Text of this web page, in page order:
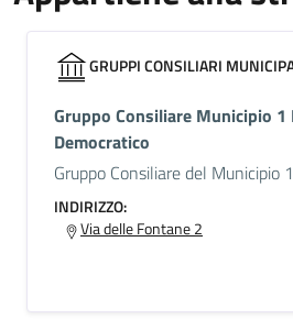
GRUPPI CONSILIARI
Gruppo Consiliare Municipio 1
Democratico
Gruppo Consiliare del Municipio
INDIRIZZO:
Via delle Fontane 2